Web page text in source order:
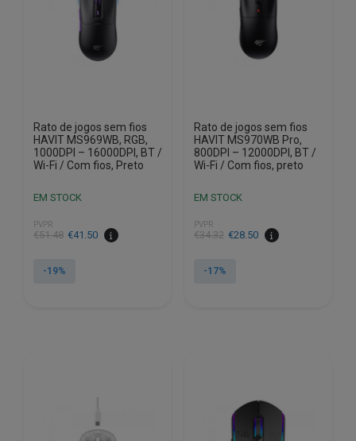
Rato de jogos sem fios
HAVIT MS969WB, RGB,
1000DPI – 16000DPI, BT /
Wi-Fi / Com fios, Preto
EM STOCK
PVPR
€51.48
O
original
€41.50
O
atual
-19%
Rato de jogos sem fios
HAVIT MS970WB Pro,
800DPI – 12000DPI, BT /
Wi-Fi / Com fios, preto
EM STOCK
PVPR
€34.32
O
original
€28.50
O
atual
-17%